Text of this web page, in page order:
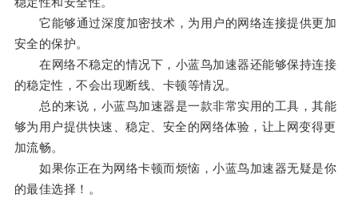
它能够通过深度加密技术，为用户的网络连接提供更加
安全的保护。
在网络不稳定的情况下，小蓝鸟加速器还能够保持连接
的稳定性，不会出现断线、卡顿等情况。
总的来说，小蓝鸟加速器是一款非常实用的工具，其能
够为用户提供快速、稳定、安全的网络体验，让上网变得更
加流畅。
如果你正在为网络卡顿而烦恼，小蓝鸟加速器无疑是你
的最佳选择！。